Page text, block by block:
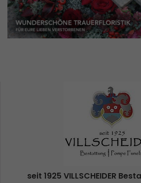
seit 1925 VILLSCHEIDER